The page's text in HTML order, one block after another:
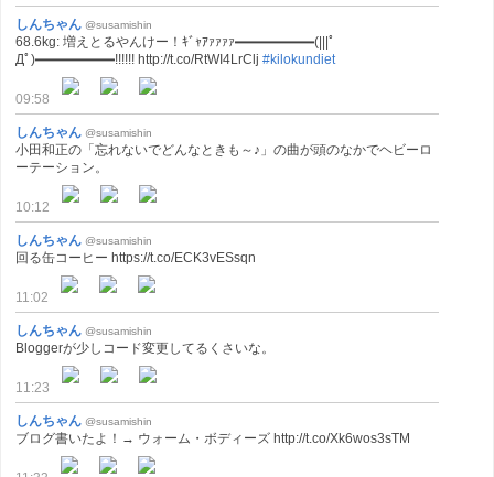
しんちゃん @susamishin
68.6kg: 増えとるやんけー！ｷﾞｬｱｧｧｧｧ━━━━━━(|||ﾟ
Дﾟ)━━━━━━!!!!!! http://t.co/RtWI4LrClj #kilokundiet
09:58
しんちゃん @susamishin
小田和正の「忘れないでどんなときも～♪」の曲が頭のなかでヘビーロ
ーテーション。
10:12
しんちゃん @susamishin
回る缶コーヒー https://t.co/ECK3vESsqn
11:02
しんちゃん @susamishin
Bloggerが少しコード変更してるくさいな。
11:23
しんちゃん @susamishin
ブログ書いたよ！→ ウォーム・ボディーズ http://t.co/Xk6wos3sTM